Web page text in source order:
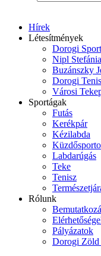
Hírek
Létesítmények
Dorogi
Nipl
Buzánszky
Dorogi
Városi
Sportágak
Futás
Kerékpár
Kézilabda
Labdarúgás
Teke
Tenisz
Rólunk
Pályázatok
Dorogi